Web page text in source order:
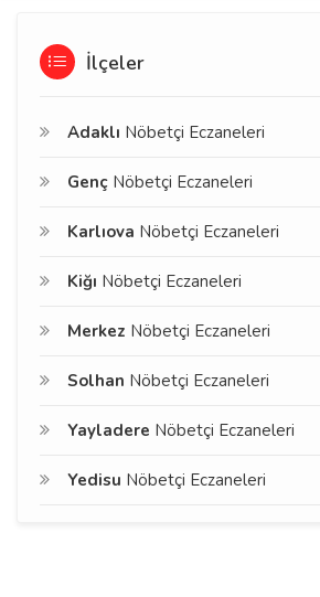
İlçeler
Adaklı Nöbetçi Eczaneleri
Genç Nöbetçi Eczaneleri
Karlıova Nöbetçi Eczaneleri
Kiğı Nöbetçi Eczaneleri
Merkez Nöbetçi Eczaneleri
Solhan Nöbetçi Eczaneleri
Yayladere Nöbetçi Eczaneleri
Yedisu Nöbetçi Eczaneleri